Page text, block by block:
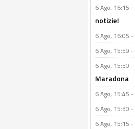
6 Ago, 16:15 -
notizie!
6 Ago, 16:05 -
6 Ago, 15:59 -
6 Ago, 15:50 -
Maradona
6 Ago, 15:45 -
6 Ago, 15:30 -
6 Ago, 15:15 -